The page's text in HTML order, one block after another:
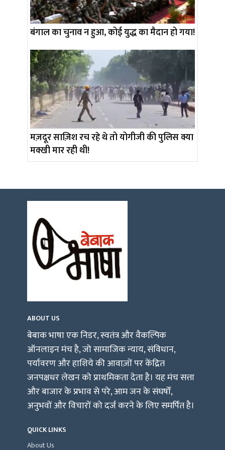
बंगाल का चुनाव न हुआ, कोई युद्ध का मैदान हो गया!
मज़दूर साज़िश रच रहे थे तो योगीजी की पुलिस क्या
मक्खी मार रही थी!
ABOUT US
बेबाक भाषा एक निडर, स्वतंत्र और वैकल्पिक
ऑनलाइन मंच है, जो सामाजिक न्याय, संविधान,
पर्यावरण और हाशिये की आवाज़ों पर केंद्रित
जनपक्षधर लेखन को प्राथमिकता देता है। यह मंच सत्ता
और बाजार के प्रभाव से परे, आम जन के संघर्षों,
अनुभवों और विचारों को दर्ज करने के लिए समर्पित है।
QUICK LINKS
About Us